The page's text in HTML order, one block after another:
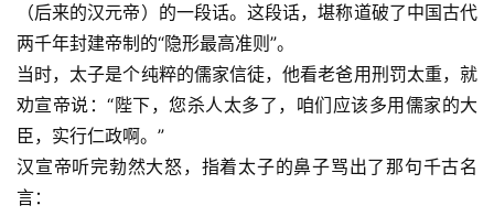
（后来的汉元帝）的一段话。这段话，堪称道破了中国古代
两千年封建帝制的“隐形最高准则”。
当时，太子是个纯粹的儒家信徒，他看老爸用刑罚太重，就
劝宣帝说：“陛下，您杀人太多了，咱们应该多用儒家的大
臣，实行仁政啊。”
汉宣帝听完勃然大怒，指着太子的鼻子骂出了那句千古名
言：